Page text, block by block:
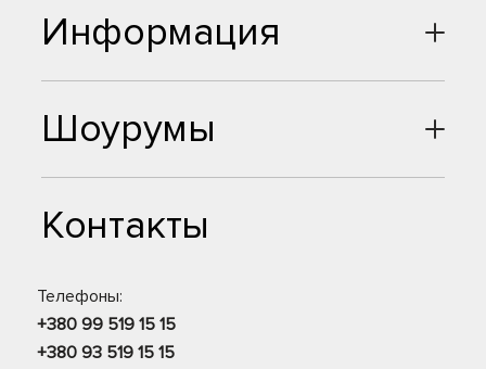
Шоурумы
Контакты
Телефоны:
+380 99 519 15 15
+380 93 519 15 15
Информация